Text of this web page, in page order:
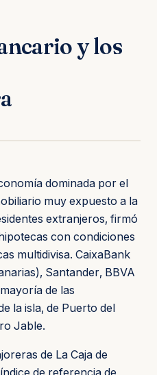
y los
dominada por el
muy expuesto a la
extranjeros, firmó
con condiciones
multidivisa. CaixaBank
Santander, BBVA
de las
la isla, de Puerto del
Jable.
de La Caja de
de referencia de